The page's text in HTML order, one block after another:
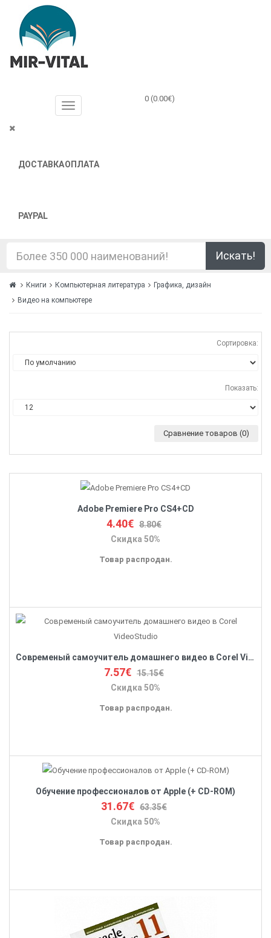
ДОСТАВКАОПЛАТА
PAYPAL
0 (0.00€)
Искать!
Книги Компьютерная литература
Графика, дизайн
Видео на компьютере
Сортировка:
Показать:
Сравнение товаров (0)
Adobe Premiere Pro CS4+CD
4.40€ 8.80€
Скидка 50%
Товар распродан.
Современый самоучитель домашнего видео в Corel VideoStudio
7.57€ 15.15€
Скидка 50%
Товар распродан.
Обучение профессионалов от Apple (+ CD-ROM)
31.67€ 63.35€
Скидка 50%
Товар распродан.